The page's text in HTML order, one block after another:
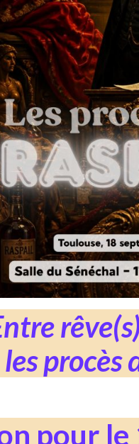
les procès
pour le